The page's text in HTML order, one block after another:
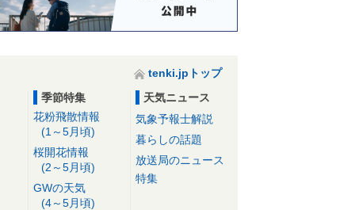
tenki.jpトップ
季節特集
花粉飛散情報
(1～5月頃)
桜開花情報
(2～5月頃)
GWの天気
(4～5月頃)
天気ニュース
気象予報士解説
暮らしの話題
放送局のニュース
特集